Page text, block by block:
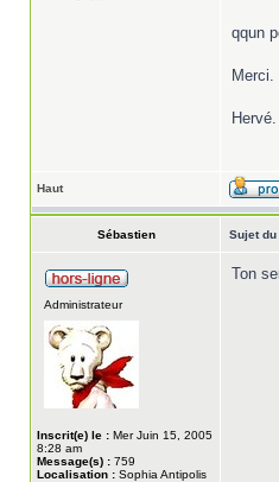
qqun
Merci.
Hervé.
Haut
Sébastien Sujet
Administrateur
Inscrit(e) le : Mer Juin 15, 2005
8:28 am
Message(s) : 759
Localisation : Sophia Antipolis
Ton